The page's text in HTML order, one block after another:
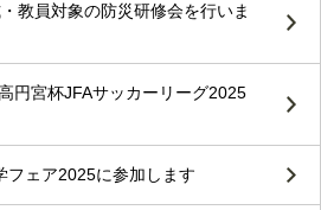
教員対象の防災研修会を行いま
円宮杯JFAサッカーリーグ2025
フェア2025に参加します